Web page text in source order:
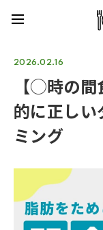
2026.02.16
【◯時の
的に正しい
ミング